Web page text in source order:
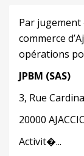
Par jugement
commerce
opérations
JPBM (SAS)
3, Rue
20000
Activit�...